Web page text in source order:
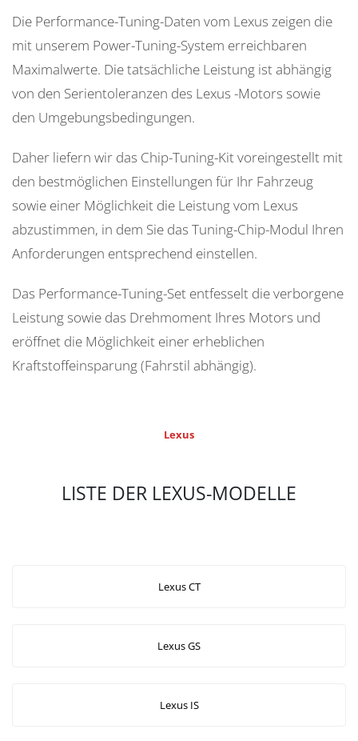
Die Performance-Tuning-Daten vom Lexus zeigen die
mit unserem Power-Tuning-System erreichbaren
Maximalwerte. Die tatsächliche Leistung ist abhängig
von den Serientoleranzen des Lexus -Motors sowie
den Umgebungsbedingungen.
Daher liefern wir das Chip-Tuning-Kit voreingestellt mit
den bestmöglichen Einstellungen für Ihr Fahrzeug
sowie einer Möglichkeit die Leistung vom Lexus
abzustimmen, in dem Sie das Tuning-Chip-Modul Ihren
Anforderungen entsprechend einstellen.
Das Performance-Tuning-Set entfesselt die verborgene
Leistung sowie das Drehmoment Ihres Motors und
eröffnet die Möglichkeit einer erheblichen
Kraftstoffeinsparung (Fahrstil abhängig).
Lexus
LISTE DER LEXUS-MODELLE
Lexus CT
Lexus GS
Lexus IS